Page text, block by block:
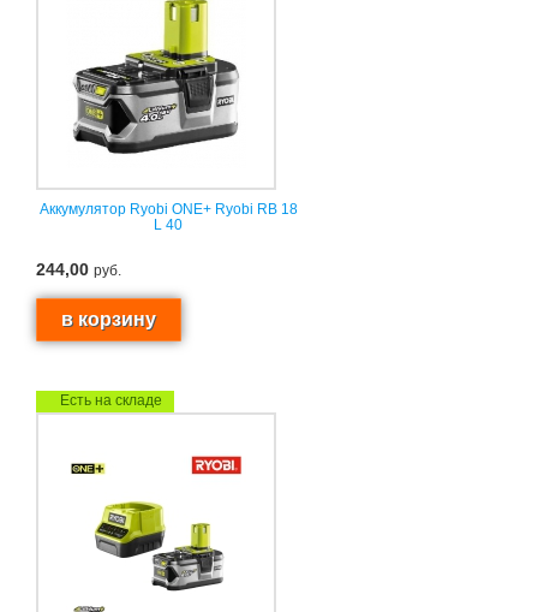
Аккумулятор Ryobi ONE+ Ryobi RB 18
L 40
244,00 руб.
Есть на складе